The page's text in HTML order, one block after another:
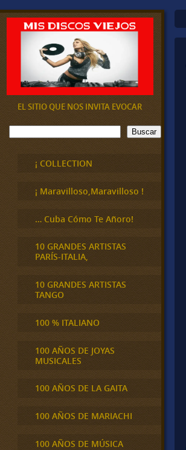
EL SITIO QUE NOS INVITA EVOCAR
B
u
Buscar
¡ COLLECTION
¡ Maravilloso,Maravilloso !
… Cuba Cómo Te Añoro!
10 GRANDES ARTISTAS
PARÍS-ITALIA,
10 GRANDES ARTISTAS
TANGO
100 % ITALIANO
100 AÑOS DE JOYAS
MUSICALES
100 AÑOS DE LA GAITA
100 AÑOS DE MARIACHI
100 AÑOS DE MÚSICA